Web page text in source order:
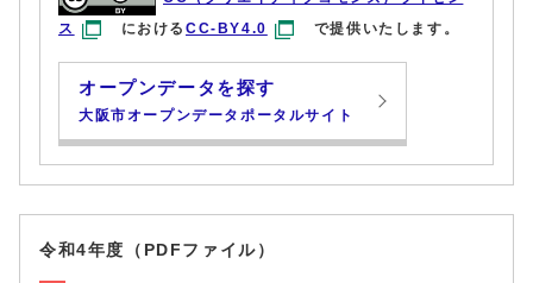
ス
におけるCC-BY4.0 で提供いたします。
オープンデータを探す
大阪市オープンデータポータルサイト
令和4年度（PDFファイル）